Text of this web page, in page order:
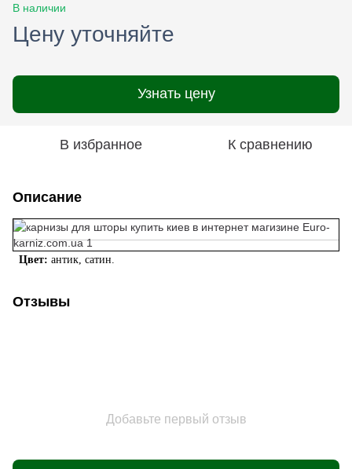
В наличии
Цену уточняйте
Узнать цену
В избранное К сравнению
Описание
Цвет: антик, сатин.
Отзывы
Добавьте первый отзыв